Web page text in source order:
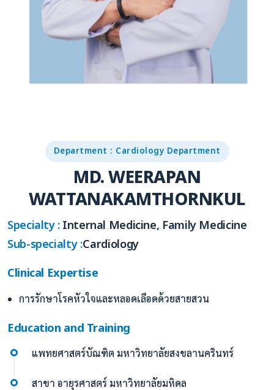
Department : Cardiology Department
MD. WEERAPAN
WATTANAKAMTHORNKUL
Specialty :Internal Medicine, Family Medicine
Sub-specialty :Cardiology
Clinical Expertise
การรักษาโรคหัวใจและหลอดเลือดด้วยสายสวน
Education and Training
แพทยศาสตร์บัณฑิต มหาวิทยาลัยสงขลานครินทร์
สาขา อายุรศาสตร์ มหาวิทยาลัยมหิดล